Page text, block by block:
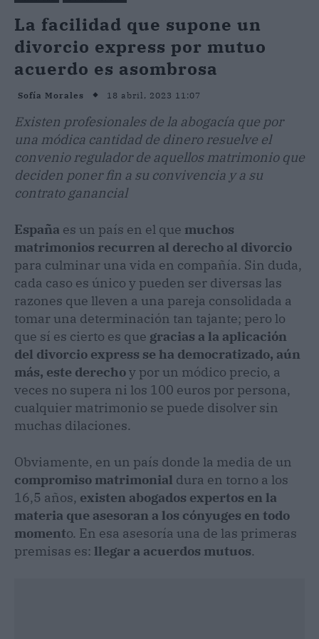
La facilidad que supone un
divorcio express por mutuo
acuerdo es asombrosa
Sofía Morales 18 abril, 2023 11:07
Existen profesionales de la abogacía que por
una módica cantidad de dinero resuelve el
convenio regulador de aquellos matrimonio que
deciden poner fin a su convivencia y a su
contrato ganancial
España es un país en el que muchos
matrimonios recurren al derecho al divorcio
para culminar una vida en compañía. Sin duda,
cada caso es único y pueden ser diversas las
razones que lleven a una pareja consolidada a
tomar una determinación tan tajante; pero lo
que sí es cierto es que gracias a la aplicación
del divorcio express se ha democratizado, aún
más, este derechoy por un módico precio, a
veces no supera ni los 100 euros por persona,
cualquier matrimonio se puede disolver sin
muchas dilaciones.
Obviamente, en un país donde la media de un
compromiso matrimonial dura en torno a los
16,5 años, existen abogados expertos en la
materia que asesoran a los cónyuges en todo
momento. En esa asesoría una de las primeras
premisas es: llegar a acuerdos mutuos.